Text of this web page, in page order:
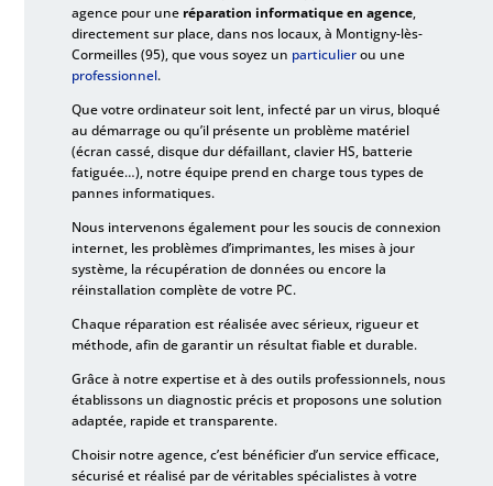
agence pour une réparation informatique en agence,
directement sur place, dans nos locaux, à Montigny-lès-
Cormeilles (95), que vous soyez un particulierou une
professionnel.
Que votre ordinateur soit lent, infecté par un virus, bloqué
au démarrage ou qu’il présente un problème matériel
(écran cassé, disque dur défaillant, clavier HS, batterie
fatiguée…), notre équipe prend en charge tous types de
pannes informatiques.
Nous intervenons également pour les soucis de connexion
internet, les problèmes d’imprimantes, les mises à jour
système, la récupération de données ou encore la
réinstallation complète de votre PC.
Chaque réparation est réalisée avec sérieux, rigueur et
méthode, afin de garantir un résultat fiable et durable.
Grâce à notre expertise et à des outils professionnels, nous
établissons un diagnostic précis et proposons une solution
adaptée, rapide et transparente.
Choisir notre agence, c’est bénéficier d’un service efficace,
sécurisé et réalisé par de véritables spécialistes à votre